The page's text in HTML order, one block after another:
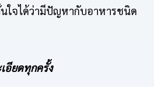
ใจได้ว่ามีปัญหากับอาหารชนิด
อียดทุกครั้ง